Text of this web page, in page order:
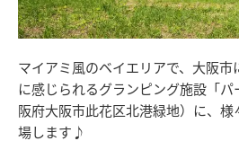
マイアミ風のベイエリアで、大阪
に感じられるグランピング施設「
阪府大阪市此花区北港緑地）に、
場します♪